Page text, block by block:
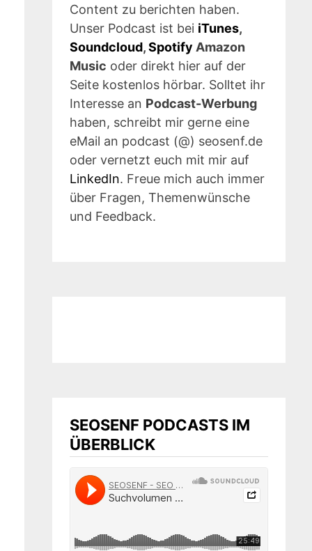
Content zu berichten haben.
Unser Podcast ist bei iTunes,
Soundcloud,Spotify Amazon
Music oder direkt hier auf der
Seite kostenlos hörbar. Solltet ihr
Interesse an Podcast-Werbung
haben, schreibt mir gerne eine
eMail an podcast (@) seosenf.de
oder vernetzt euch mit mir auf
LinkedIn. Freue mich auch immer
über Fragen, Themenwünsche
und Feedback.
SEOSENF PODCASTS IM
ÜBERBLICK